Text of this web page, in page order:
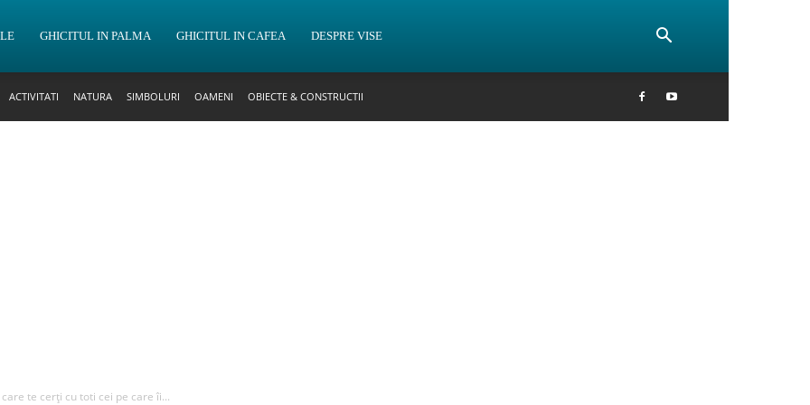
GHICITUL IN PALMA GHICITUL IN CAFEA DESPRE VISE
ACTIVITATI NATURA SIMBOLURI OAMENI OBIECTE & CONSTRUCTII
te cerți cu toti cei pe care îi...